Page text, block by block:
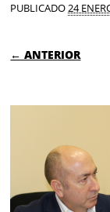
PUBLICADO24
← ANTERIOR